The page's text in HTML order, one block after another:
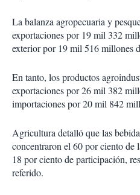
La balanza agropecuaria y
exportaciones por 19 mil 332
exterior por 19 mil 516 millones
En tanto, los productos
exportaciones por 26 mil 382
importaciones por 20 mil 842
Agricultura detalló que las
concentraron el 60 por ciento de
18 por ciento de participación,
referido.